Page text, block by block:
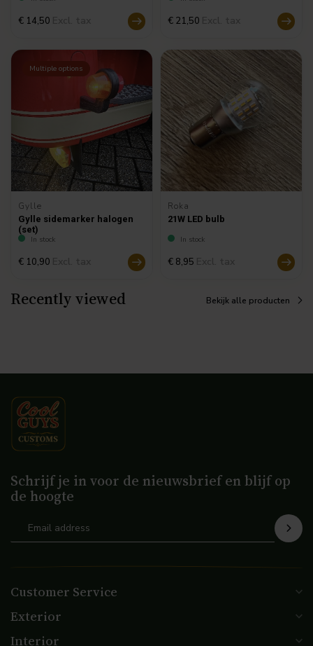
€ 14,50 € 21,50
Multiple options
Gylle
Gylle sidemarker halogen
(set)
In stock
€ 10,90
Roka
21W LED bulb
In stock
€ 8,95
Recently viewed Bekijk alle producten
Schrijf je in voor de nieuwsbrief en blijf op
de hoogte
Customer Service
Exterior
Interior